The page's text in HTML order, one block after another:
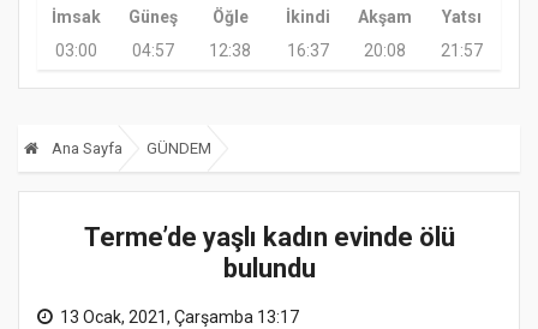
İmsak Güneş Öğle İkindi Akşam
Yatsı
03:00
04:57 12:38 16:37 20:08 21:57
Ana Sayfa GÜNDEM
Terme’de yaşlı kadın evinde ölü
bulundu
13 Ocak, 2021, Çarşamba 13:17